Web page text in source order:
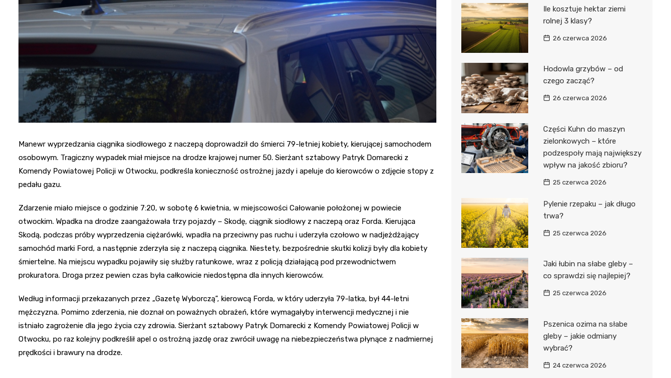
Manewr wyprzedzania ciągnika siodłowego z naczepą doprowadził do śmierci 79-letniej kobiety, kierującej samochodem
osobowym. Tragiczny wypadek miał miejsce na drodze krajowej numer 50. Sierżant sztabowy Patryk Domarecki z
Komendy Powiatowej Policji w Otwocku, podkreśla konieczność ostrożnej jazdy i apeluje do kierowców o zdjęcie stopy z
pedału gazu.
Zdarzenie miało miejsce o godzinie 7:20, w sobotę 6 kwietnia, w miejscowości Całowanie położonej w powiecie
otwockim. Wpadka na drodze zaangażowała trzy pojazdy – Skodę, ciągnik siodłowy z naczepą oraz Forda. Kierująca
Skodą, podczas próby wyprzedzenia ciężarówki, wpadła na przeciwny pas ruchu i uderzyła czołowo w nadjeżdżający
samochód marki Ford, a następnie zderzyła się z naczepą ciągnika. Niestety, bezpośrednie skutki kolizji były dla kobiety
śmiertelne. Na miejscu wypadku pojawiły się służby ratunkowe, wraz z policją działającą pod przewodnictwem
prokuratora. Droga przez pewien czas była całkowicie niedostępna dla innych kierowców.
Według informacji przekazanych przez „Gazetę Wyborczą”, kierowcą Forda, w który uderzyła 79-latka, był 44-letni
mężczyzna. Pomimo zderzenia, nie doznał on poważnych obrażeń, które wymagałyby interwencji medycznej i nie
istniało zagrożenie dla jego życia czy zdrowia. Sierżant sztabowy Patryk Domarecki z Komendy Powiatowej Policji w
Otwocku, po raz kolejny podkreślił apel o ostrożną jazdę oraz zwrócił uwagę na niebezpieczeństwa płynące z nadmiernej
prędkości i brawury na drodze.
Ile kosztuje hektar ziemi
rolnej 3 klasy?
26 czerwca 2026
Hodowla grzybów – od
czego zacząć?
26 czerwca 2026
Części Kuhn do maszyn
zielonkowych – które
podzespoły mają największy
wpływ na jakość zbioru?
25 czerwca 2026
Pylenie rzepaku – jak długo
trwa?
25 czerwca 2026
Jaki łubin na słabe gleby –
co sprawdzi się najlepiej?
25 czerwca 2026
Pszenica ozima na słabe
gleby – jakie odmiany
wybrać?
24 czerwca 2026